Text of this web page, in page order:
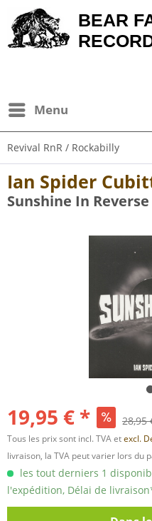
BEAR
Menu
Revival RnR / Rockabilly
Ian Spider
Sunshine In
19,95 € * 28,95
Tous les prix sont incl. TVA etexcl.
livraison, la TVA peut varier lors du
les tout derniers 1
l'expédition, Délai de